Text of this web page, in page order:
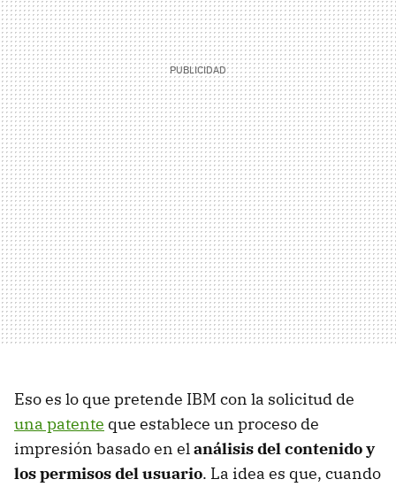
Eso es lo que pretende IBM con la solicitud de
una patente que establece un proceso de
impresión basado en elanálisis del contenido y
los permisos del usuario. La idea es que, cuando